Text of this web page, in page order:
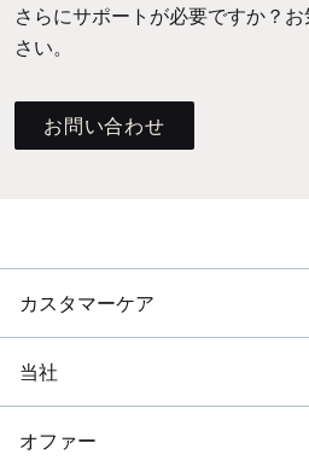
さらにサポートが必要ですか？
さい。
お問い合わせ
カスタマーケア
当社
オファー